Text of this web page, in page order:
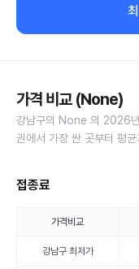
가격 비교 (None)
강남구의 None 의 2026년
권에서 가장 싼 곳부터 평
접종료
가격비교
강남구최저가